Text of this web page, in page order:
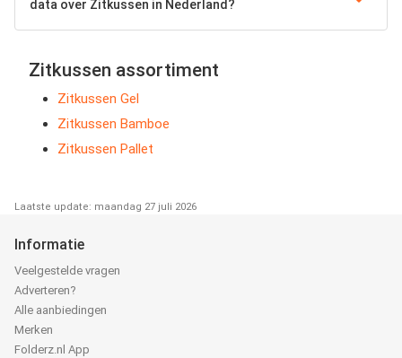
data over Zitkussen in Nederland?
Zitkussen assortiment
Zitkussen Gel
Zitkussen Bamboe
Zitkussen Pallet
Laatste update: maandag 27 juli 2026
Informatie
Veelgestelde vragen
Adverteren?
Alle aanbiedingen
Merken
Folderz.nl App